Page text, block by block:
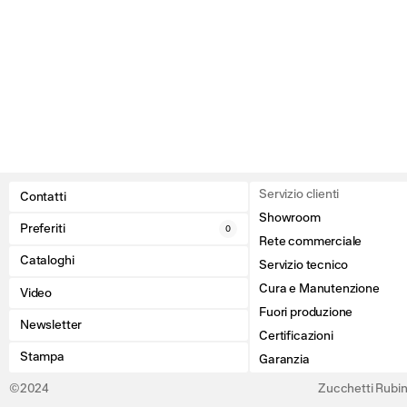
Contatti
Preferiti 0
Cataloghi
Video
Newsletter
Stampa
Servizio clienti
Showroom
Rete commerciale
Servizio tecnico
Cura e Manutenzione
Fuori produzione
Certificazioni
Garanzia
©2024 Zucchetti